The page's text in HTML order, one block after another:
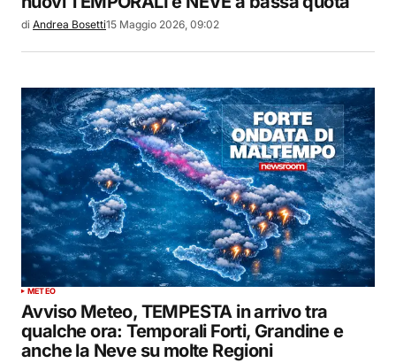
di Andrea Bosetti15 Maggio 2026, 09:02
METEO
Avviso Meteo, TEMPESTA in arrivo tra
qualche ora: Temporali Forti, Grandine e
anche la Neve su molte Regioni